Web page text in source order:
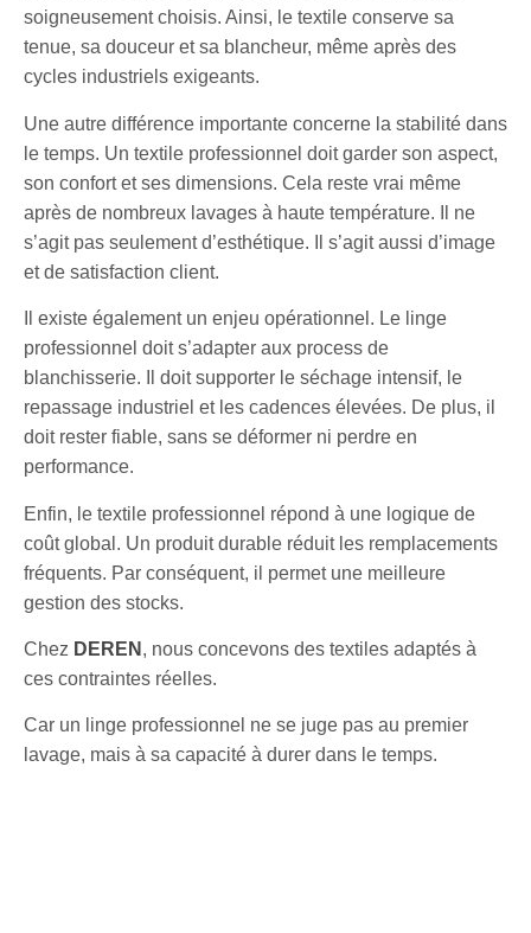
soigneusement choisis. Ainsi, le textile conserve sa
tenue, sa douceur et sa blancheur, même après des
cycles industriels exigeants.
Une autre différence importante concerne la stabilité dans
le temps. Un textile professionnel doit garder son aspect,
son confort et ses dimensions. Cela reste vrai même
après de nombreux lavages à haute température. Il ne
s’agit pas seulement d’esthétique. Il s’agit aussi d’image
et de satisfaction client.
Il existe également un enjeu opérationnel. Le linge
professionnel doit s’adapter aux process de
blanchisserie. Il doit supporter le séchage intensif, le
repassage industriel et les cadences élevées. De plus, il
doit rester fiable, sans se déformer ni perdre en
performance.
Enfin, le textile professionnel répond à une logique de
coût global. Un produit durable réduit les remplacements
fréquents. Par conséquent, il permet une meilleure
gestion des stocks.
Chez DEREN , nous concevons des textiles adaptés à
ces contraintes réelles.
Car un linge professionnel ne se juge pas au premier
lavage, mais à sa capacité à durer dans le temps.